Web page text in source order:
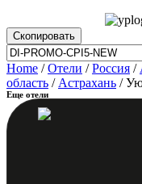
Скопировать
Home /Отели /Россия /
область /Астрахань /
Еще отели